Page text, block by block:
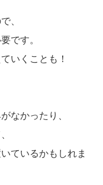
、
です。
いくことも！
なかったり、
ているかもしれま